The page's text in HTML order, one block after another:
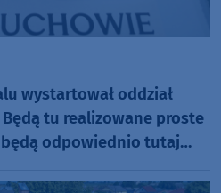
wystartował oddział
tu realizowane proste
odpowiednio tutaj